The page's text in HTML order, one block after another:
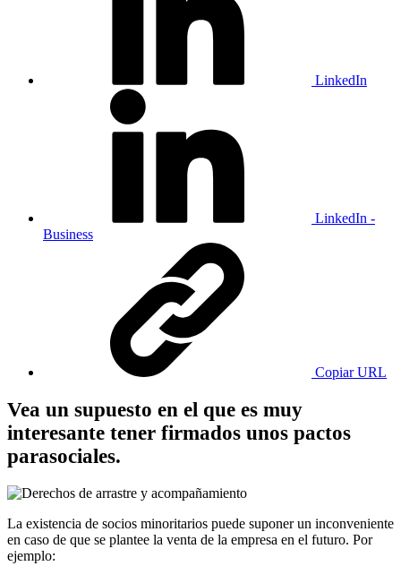
LinkedIn
LinkedIn -
Business
Copiar URL
Vea un supuesto en el que es muy
interesante tener firmados unos pactos
parasociales.
La existencia de socios minoritarios puede suponer un inconveniente
en caso de que se plantee la venta de la empresa en el futuro. Por
ejemplo: